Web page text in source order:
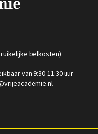
belkosten)
van 9:30-11:30 uur